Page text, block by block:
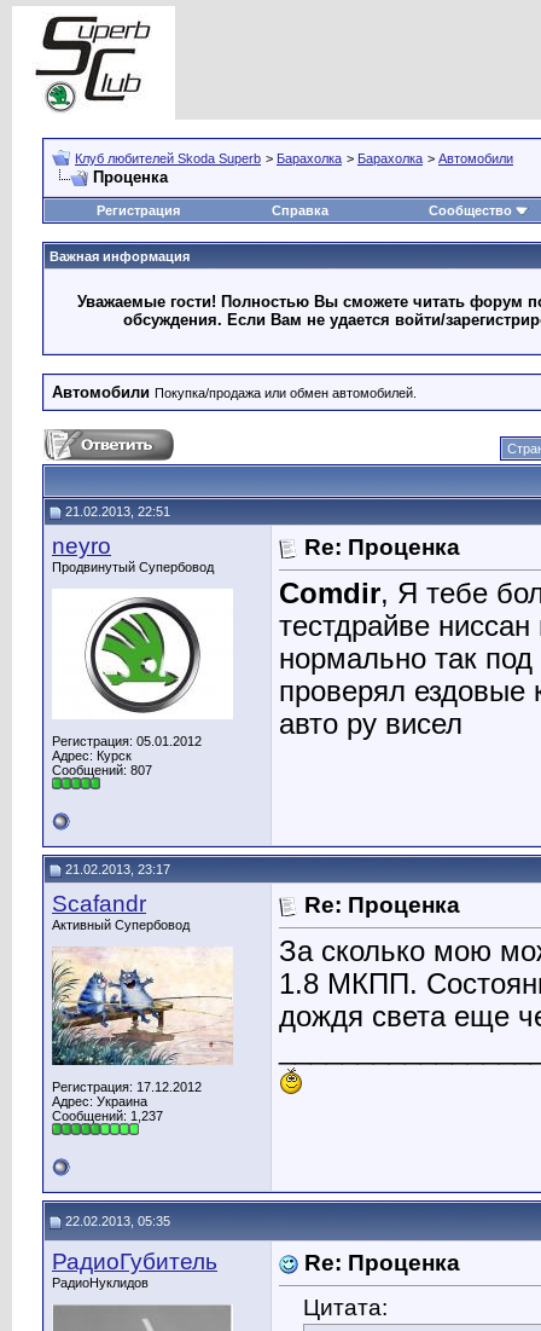
Клуб любителей Skoda Superb > Барахолка > Барахолка > Автомобили
Проценка
Регистрация Справка Сообщество
Важная информация
Уважаемые гости! Полностью Вы сможете читать форум
обсуждения. Если Вам не удается войти/
Автомобили Покупка/продажа или обмен автомобилей.
21.02.2013, 22:51
neyro
Продвинутый Супербовод
Регистрация: 05.01.2012
Адрес: Курск
Сообщений: 807
Re: Проценка
Comdir, Я тебе
тестдрайве
нормально так
проверял ездовые
авто ру висел
21.02.2013, 23:17
Scafandr
Активный Супербовод
Регистрация: 17.12.2012
Адрес: Украина
Сообщений: 1,237
Re: Проценка
За сколько мою
1.8 МКПП.
дождя света еще
22.02.2013, 05:35
РадиоГубитель
РадиоНуклидов
Re: Проценка
Цитата: